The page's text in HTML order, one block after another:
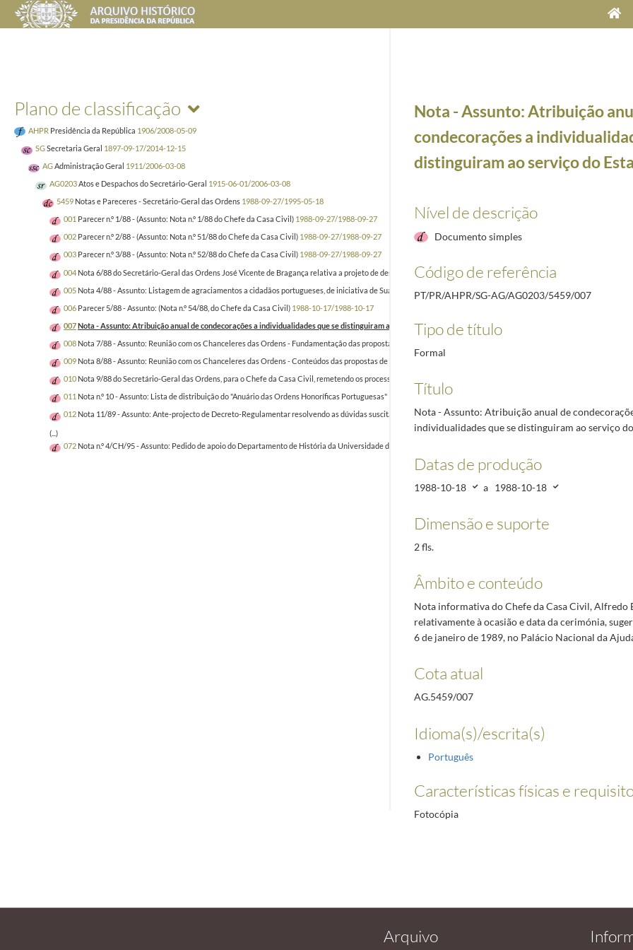
Plano de classificação
AHPR Presidência da República 1906/2008-05-09
SGSecretaria Geral 1897-09-17/2014-12-15
AGAdministração Geral 1911/2006-03-08
AG0203Atos e Despachos do Secretário-Geral 1915-06-01/2006-03-08
5459 Notas e Pareceres - Secretário-Geral das Ordens 1988-09-27/1995-05-18
001 Parecer n.º 1/88 - (Assunto: Nota n.º 1/88 do Chefe da Casa Civil) 1988-09-27/1988-09-27
002 Parecer n.º 2/88 - (Assunto: Nota n.º 51/88 do Chefe da Casa Civil) 1988-09-27/1988-09-27
003 Parecer n.º 3/88 - (Assunto: Nota n.º 52/88 do Chefe da Casa Civil) 1988-09-27/1988-09-27
004 Nota 6/88 do Secretário-Geral das Ordens José Vicente de Bragança relativa a projeto de despacho do Primeiro-Ministro [ Aníbal Cavaco Silva] delegando nos
005 Nota 4/88 - Assunto: Listagem de agraciamentos a cidadãos portugueses, de iniciativa de Sua Excelência o Presidente da República em que não se verificou
006 Parecer 5/88 - Assunto: (Nota n.º 54/88, do Chefe da Casa Civil) 1988-10-17/1988-10-17
007Nota - Assunto: Atribuição anual de condecorações a individualidades que se distinguiram ao serviço do Estado. 1988-10-18/1988-10-18
008 Nota 7/88 - Assunto: Reunião com os Chanceleres das Ordens - Fundamentação das propostas de agraciamento.
009 Nota 8/88 - Assunto: Reunião com os Chanceleres das Ordens - Conteúdos das propostas de agraciamento formuladas pelo Governo
010 Nota 9/88 do Secretário-Geral das Ordens, para o Chefe da Casa Civil, remetendo os processos respeitantes aos agraciamentos referidos nas Notas n.ºs 52, 55, 57
011 Nota n.º 10 - Assunto: Lista de distribuição do "Anuário das Ordens Honoríficas Portuguesas"
1988-11-15/1988-11-15
012 Nota 11/89 - Assunto: Ante-projecto de Decreto-Regulamentar resolvendo as dúvidas suscitadas com a interpretação do artigo 36.º, n.º 1, alínea c) II, 3 e 4 do
(...)
072 Nota n.º 4/CH/95 - Assunto: Pedido de apoio do Departamento de História da Universidade de Évora à realização do Seminário Internacional sobre Ordens Militares -
Nota - Assunto: Atribuição
condecorações a
distinguiram ao serviço do
Nível de descrição
Documento simples
Código de referência
PT/PR/AHPR/SG-AG/AG0203/5459/007
Tipo de título
Formal
Título
Nota - Assunto: Atribuição anual de
individualidades que se distinguiram ao serviço
Datas de produção
1988-10-18 a 1988-10-18
Dimensão e suporte
2 fls.
Âmbito e conteúdo
Nota informativa do Chefe da Casa Civil, Alfredo
relativamente à ocasião e data da cerimónia,
6 de janeiro de 1989, no Palácio Nacional da
Cota atual
AG.5459/007
Idioma(s)/escrita(s)
Português
Características físicas e
Fotocópia
Arquivo